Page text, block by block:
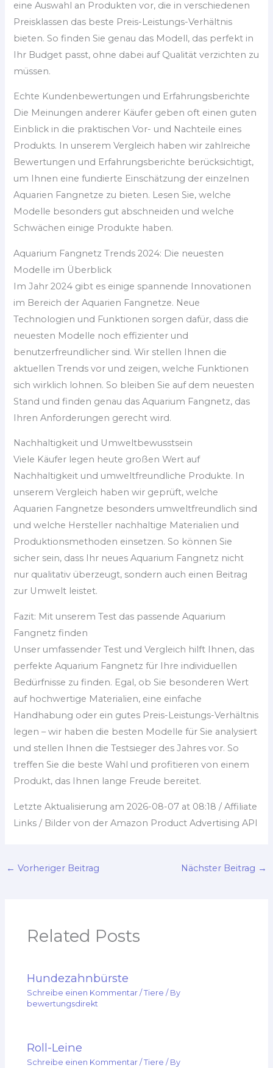
eine Auswahl an Produkten vor, die in verschiedenen
Preisklassen das beste Preis-Leistungs-Verhältnis
bieten. So finden Sie genau das Modell, das perfekt in
Ihr Budget passt, ohne dabei auf Qualität verzichten zu
müssen.
Echte Kundenbewertungen und Erfahrungsberichte
Die Meinungen anderer Käufer geben oft einen guten
Einblick in die praktischen Vor- und Nachteile eines
Produkts. In unserem Vergleich haben wir zahlreiche
Bewertungen und Erfahrungsberichte berücksichtigt,
um Ihnen eine fundierte Einschätzung der einzelnen
Aquarien Fangnetze zu bieten. Lesen Sie, welche
Modelle besonders gut abschneiden und welche
Schwächen einige Produkte haben.
Aquarium Fangnetz Trends 2024: Die neuesten
Modelle im Überblick
Im Jahr 2024 gibt es einige spannende Innovationen
im Bereich der Aquarien Fangnetze. Neue
Technologien und Funktionen sorgen dafür, dass die
neuesten Modelle noch effizienter und
benutzerfreundlicher sind. Wir stellen Ihnen die
aktuellen Trends vor und zeigen, welche Funktionen
sich wirklich lohnen. So bleiben Sie auf dem neuesten
Stand und finden genau das Aquarium Fangnetz, das
Ihren Anforderungen gerecht wird.
Nachhaltigkeit und Umweltbewusstsein
Viele Käufer legen heute großen Wert auf
Nachhaltigkeit und umweltfreundliche Produkte. In
unserem Vergleich haben wir geprüft, welche
Aquarien Fangnetze besonders umweltfreundlich sind
und welche Hersteller nachhaltige Materialien und
Produktionsmethoden einsetzen. So können Sie
sicher sein, dass Ihr neues Aquarium Fangnetz nicht
nur qualitativ überzeugt, sondern auch einen Beitrag
zur Umwelt leistet.
Fazit: Mit unserem Test das passende Aquarium
Fangnetz finden
Unser umfassender Test und Vergleich hilft Ihnen, das
perfekte Aquarium Fangnetz für Ihre individuellen
Bedürfnisse zu finden. Egal, ob Sie besonderen Wert
auf hochwertige Materialien, eine einfache
Handhabung oder ein gutes Preis-Leistungs-Verhältnis
legen – wir haben die besten Modelle für Sie analysiert
und stellen Ihnen die Testsieger des Jahres vor. So
treffen Sie die beste Wahl und profitieren von einem
Produkt, das Ihnen lange Freude bereitet.
Letzte Aktualisierung am 2026-08-07 at 08:18 / Affiliate
Links / Bilder von der Amazon Product Advertising API
← Vorheriger Beitrag Nächster Beitrag →
Related Posts
Hundezahnbürste
Schreibe einen Kommentar /Tiere / By
bewertungsdirekt
Roll-Leine
Schreibe einen Kommentar /Tiere / By